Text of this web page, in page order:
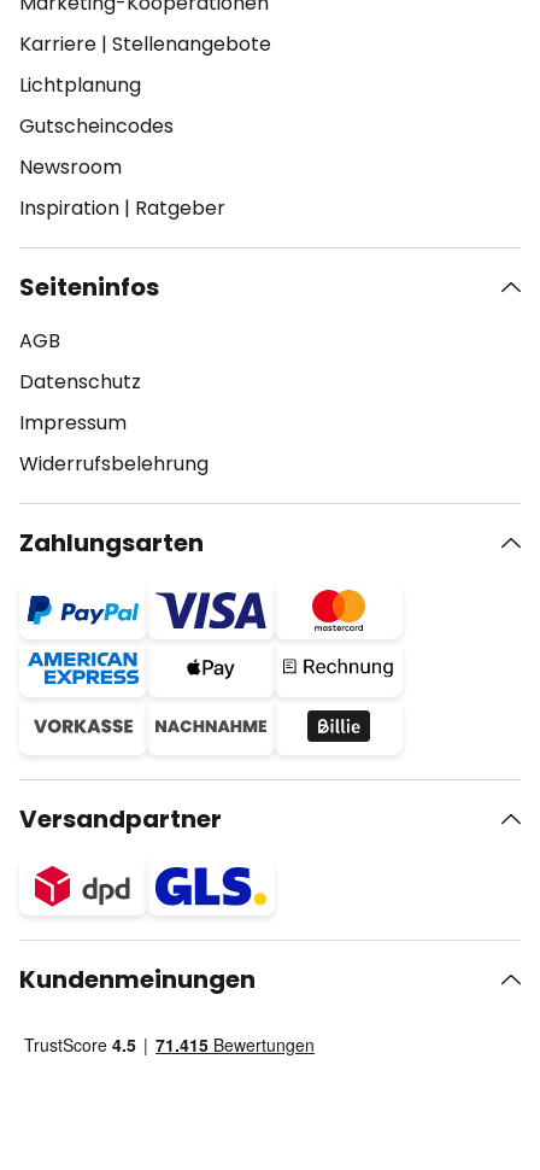
Karriere | Stellenangebote
Lichtplanung
Gutscheincodes
Newsroom
Inspiration | Ratgeber
Seiteninfos
AGB
Datenschutz
Impressum
Widerrufsbelehrung
Zahlungsarten
Versandpartner
Kundenmeinungen